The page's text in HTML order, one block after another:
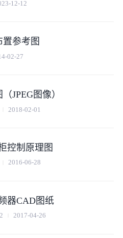
12-12
参考图
02-27
JPEG图像）
2018-02-01
控制原理图
2016-06-28
器CAD图纸
2017-04-26